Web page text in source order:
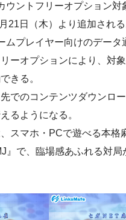
ウントフリーオプション対
21日（木）より追加される
ムプレイヤー向けのデータ
ーオプションにより、対
きる。
でのコンテンツダウンロ
るようになる。
スマホ・PCで遊べる本格
』で、臨場感あふれる対局